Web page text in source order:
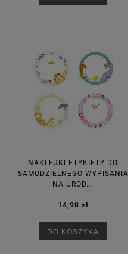
NAKLEJKI ETYKIETY DO
SAMODZIELNEGO WYPISANIA
NA UROD...
14,98 zł
DO KOSZYKA